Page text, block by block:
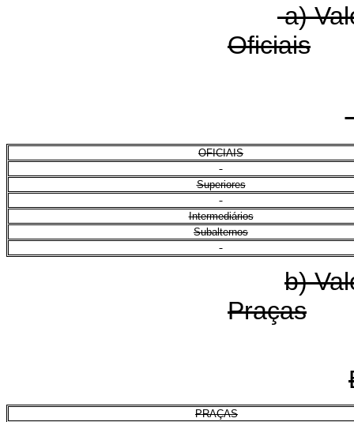
a)
Oficiais
OFICIAIS
Superiores
Intermediários
Subalternos
b)
Praças
PRAÇAS